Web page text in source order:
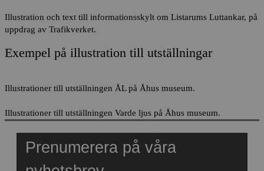
Illustration och text till informationsskylt om Listarums Luttankar, på
uppdrag av Trafikverket.
Exempel på illustration till utställningar
Illustrationer till utställningen ÅL på Åhus museum.
Illustrationer till utställningen Varde ljus på Åhus museum.
Prenumerera på våra